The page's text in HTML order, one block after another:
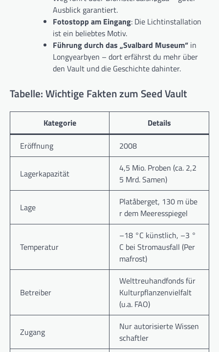
Ausblick garantiert.
Fotostopp am Eingang: Die Lichtinstallation
ist ein beliebtes Motiv.
Führung durch das „Svalbard Museum“ in
Longyearbyen – dort erfährst du mehr über
den Vault und die Geschichte dahinter.
Tabelle: Wichtige Fakten zum Seed Vault
Kategorie
Details
Eröffnung
2008
Lagerkapazität
4,5 Mio. Proben (ca. 2,2
5 Mrd. Samen)
Lage
Platåberget, 130 m übe
r dem Meeresspiegel
Temperatur
–18 °C künstlich, –3 °
C bei Stromausfall (Per
mafrost)
Betreiber
Welttreuhandfonds für
Kulturpflanzenvielfalt
(u.a. FAO)
Zugang
Nur autorisierte Wissen
schaftler